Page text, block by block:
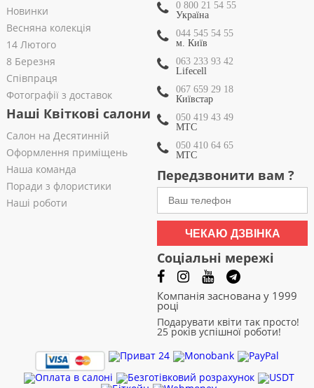
Новинки
Весняна колекція
14 Лютого
8 Березня
Співпраця
Фотографії з доставок
Наші Квіткові салони
Салон на Десятинній
Оформлення приміщень
Наша команда
Поради з флористики
Наші роботи
0 800 21 54 55
Україна
044 545 54 55
м. Київ
063 233 93 42
Lifecell
067 659 29 18
Київстар
050 419 43 49
МТС
050 410 64 65
МТС
Передзвонити вам ?
ЧЕКАЮ ДЗВІНКА
Соціальні мережі
Компанія заснована у 1999
році
Подарувати квіти так просто!
25 років успішної роботи!